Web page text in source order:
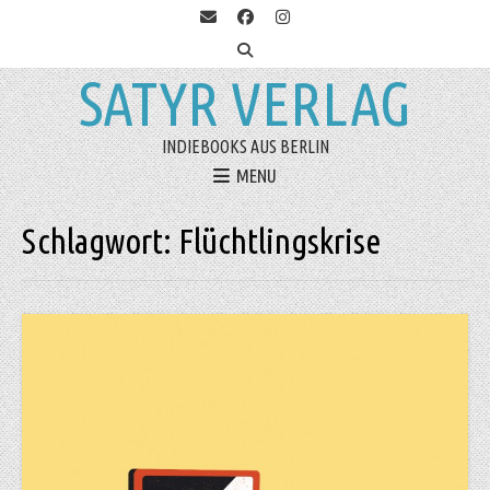
SATYR VERLAG
INDIEBOOKS AUS BERLIN
MENU
Schlagwort:Flüchtlingskrise